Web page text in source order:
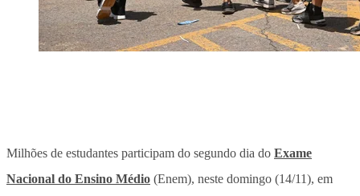
Milhões de estudantes participam do segundo dia do Exame
Nacional do Ensino Médio (Enem), neste domingo (14/11), em